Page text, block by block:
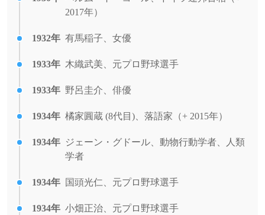
2017年）
1932年 有馬稲子、女優
1933年 木織武美、元プロ野球選手
1933年 野呂圭介、俳優
1934年 橘家圓蔵 (8代目)、落語家（+ 2015年）
1934年 ジェーン・グドール、動物行動学者、人類
学者
1934年 国頭光仁、元プロ野球選手
1934年 小畑正治、元プロ野球選手